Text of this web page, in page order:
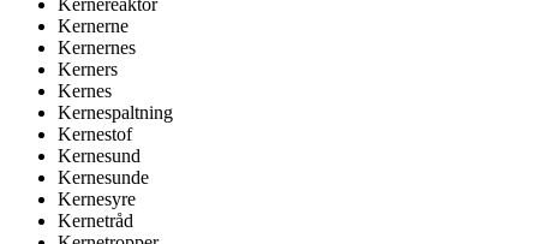
Kernerne
Kernernes
Kerners
Kernes
Kernespaltning
Kernestof
Kernesund
Kernesunde
Kernesyre
Kernetråd